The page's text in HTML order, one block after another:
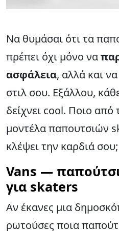
Να θυμάσαι ότι τα
πρέπει όχι μόνο να
ασφάλεια, αλλά και
στιλ σου. Εξάλλου,
δείχνει cool. Ποιο από
μοντέλα παπουτσιών
κλέψει την καρδιά σου;
Vans —
για skaters
Αν έκανες μια
ρωτούσες ποια